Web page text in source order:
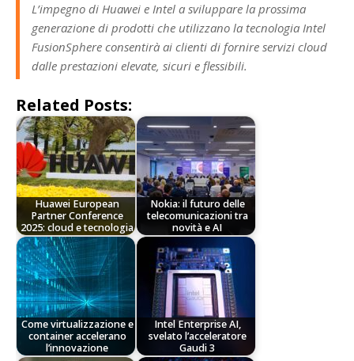
L’impegno di Huawei e Intel a sviluppare la prossima
generazione di prodotti che utilizzano la tecnologia Intel
FusionSphere consentirà ai clienti di fornire servizi cloud
dalle prestazioni elevate, sicuri e flessibili.
Related Posts:
Huawei European
Partner Conference
2025: cloud e tecnologia
Nokia: il futuro delle
telecomunicazioni tra
novità e AI
Come virtualizzazione e
container accelerano
l’innovazione
Intel Enterprise AI,
svelato l’acceleratore
Gaudi 3